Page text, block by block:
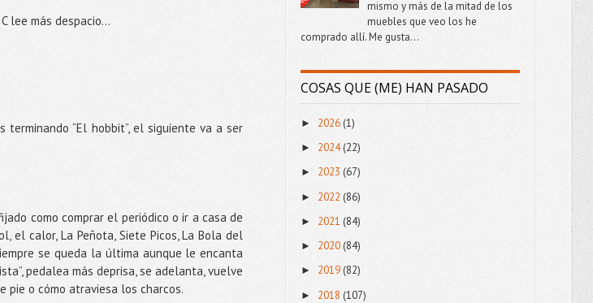
lee más despacio…
terminando “El hobbit”, el siguiente va a ser
como comprar el periódico o ir a casa de
calor, La Peñota, Siete Picos, La Bola del
se queda la última aunque le encanta
pedalea más deprisa, se adelanta, vuelve
pie o cómo atraviesa los charcos.
mismo y más de la mitad de los
muebles que veo los he
comprado allí. Me gusta...
COSAS QUE (ME) HAN PASADO
► 2026 (1)
► 2024(22)
► 2023 (67)
► 2022 (86)
► 2021 (84)
► 2020(84)
► 2019(82)
► 2018 (107)